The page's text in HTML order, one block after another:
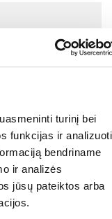
turinį bei
funkcijas ir analizuoti
bendriname
ir analizės
jūsų pateiktos arba
klientai, kurie jį
vidurkis.
ir neigiamus